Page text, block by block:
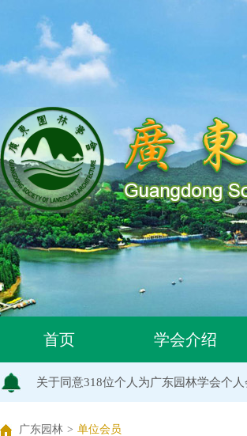
首页 学会介绍
关于同意96位个人为广东园林学会个人
关于同意318位个人为广东园林学会个
关于2026年度广东园林学会科学技术奖
广东园林学会关于开展2026年广东风景
广东园林 > 单位会员